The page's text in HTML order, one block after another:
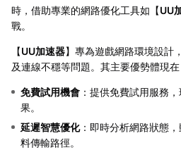
時，借助專業的網路優化工具如【UU
戰。
【UU加速器】專為遊戲網路環境設計
及連線不穩等問題。其主要優勢體現在
免費試用機會 ：提供免費試用服務
果。
延遲智慧優化：即時分析網路狀態
料傳輸路徑。